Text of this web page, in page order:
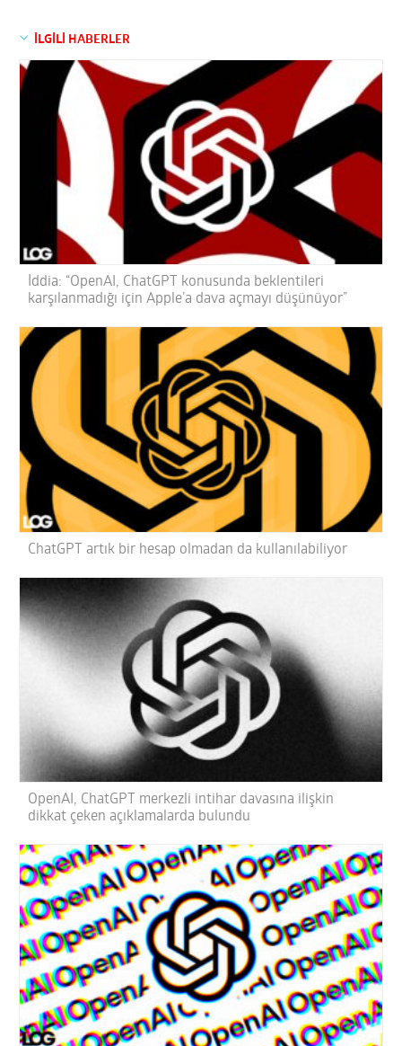
İLGİLİ HABERLER
İddia: “OpenAI, ChatGPT konusunda beklentileri
karşılanmadığı için Apple’a dava açmayı düşünüyor”
ChatGPT artık bir hesap olmadan da kullanılabiliyor
OpenAI, ChatGPT merkezli intihar davasına ilişkin
dikkat çeken açıklamalarda bulundu